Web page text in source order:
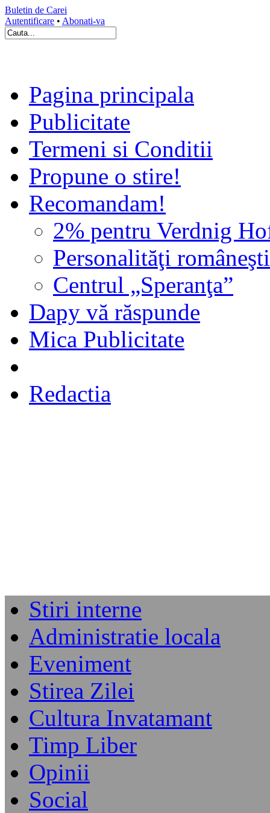
Buletin de Carei
Autentificare • Abonati-va
Pagina principala
Publicitate
Termeni si Conditii
Propune o stire!
Recomandam!
2% pentru Verdnig
Personalităţi româneşti
Centrul „Speranţa”
Dapy vă răspunde
Mica Publicitate
Redactia
Stiri interne
Administratie locala
Eveniment
Stirea Zilei
Cultura Invatamant
Timp Liber
Opinii
Social